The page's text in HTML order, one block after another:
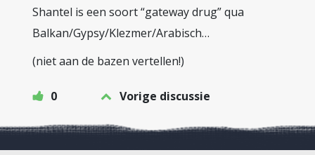
Shantel is een soort “gateway drug” qua
Balkan/Gypsy/Klezmer/Arabisch…
(niet aan de bazen vertellen!)
0 Vorige discussie